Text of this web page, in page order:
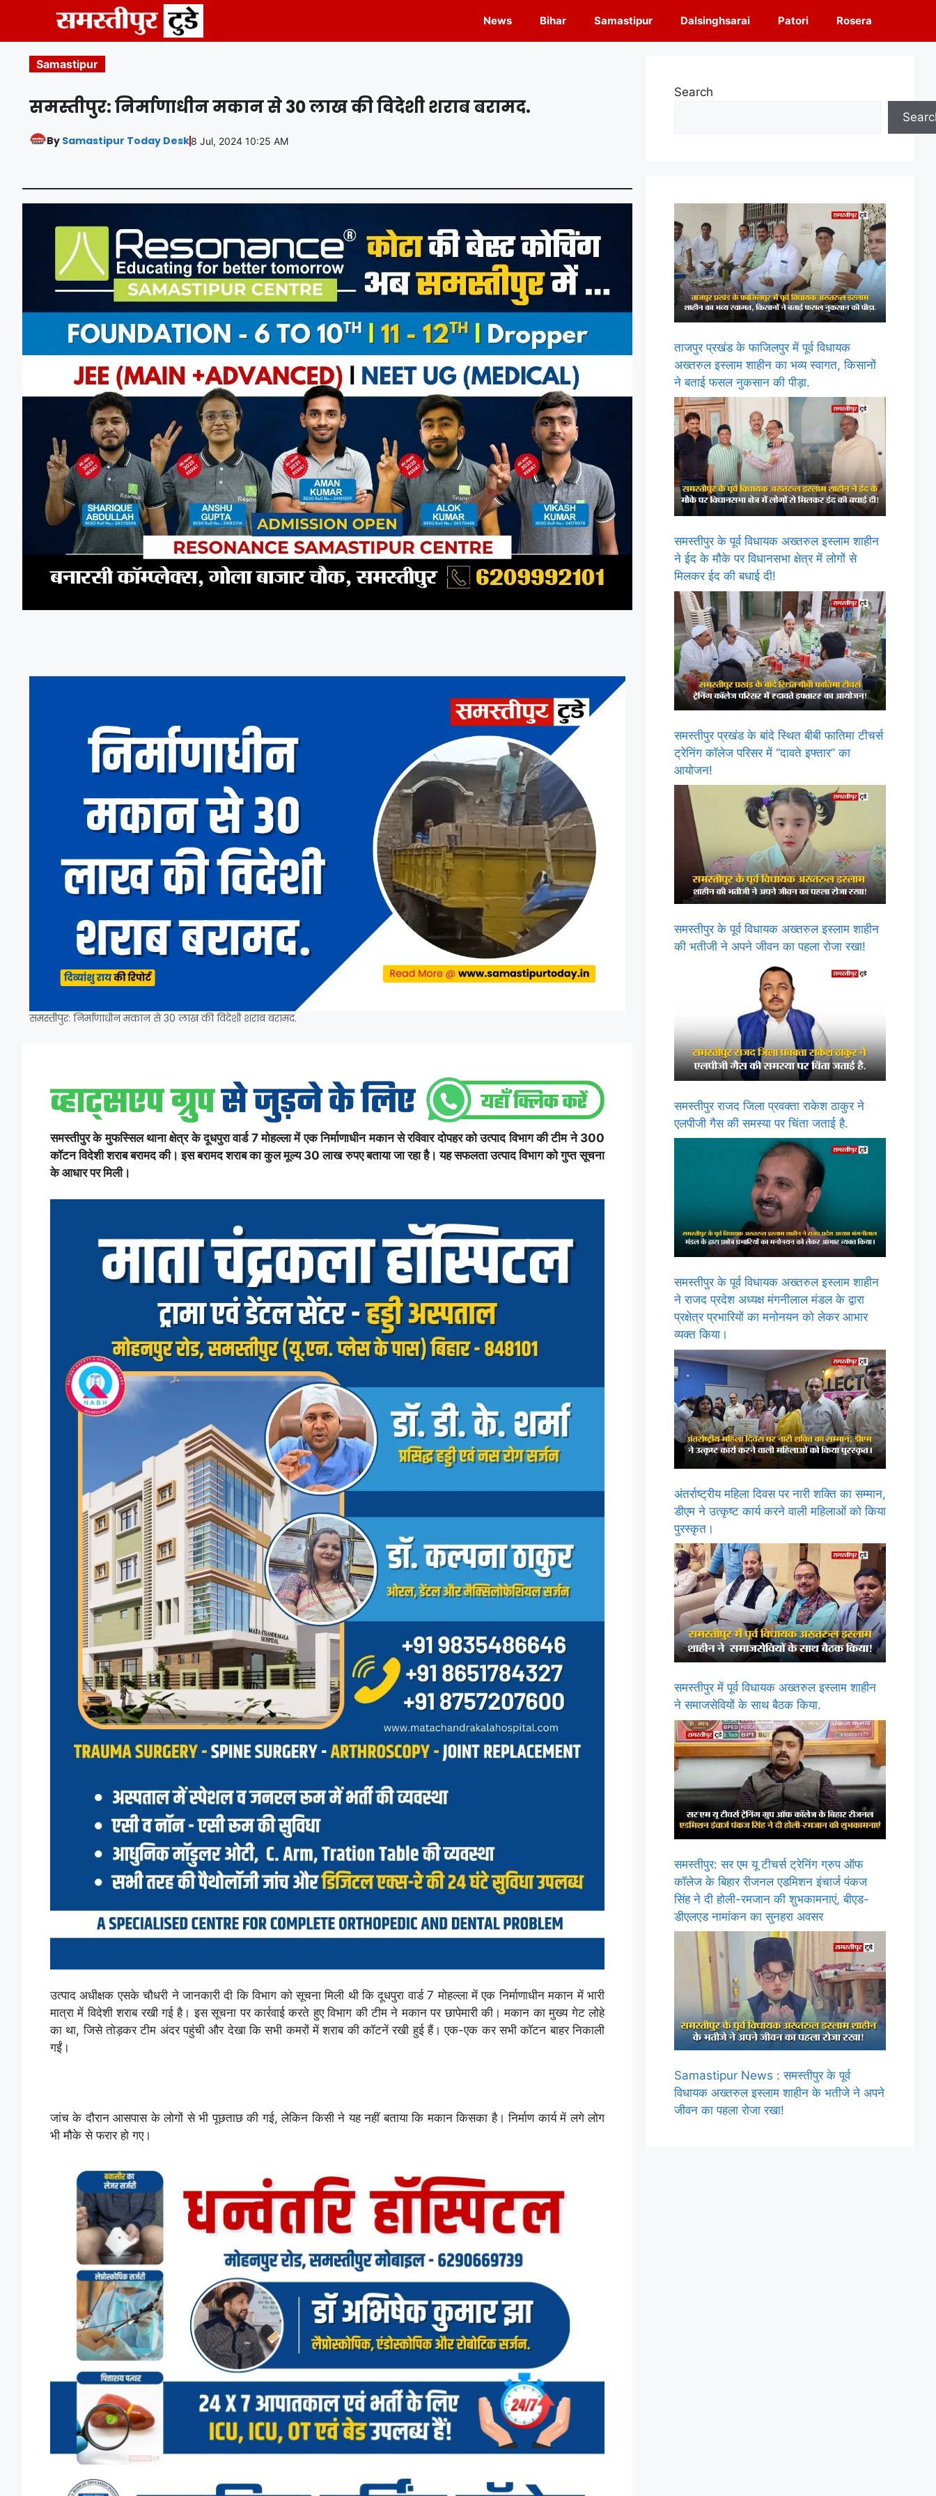
content
News Bihar Samastipur Dalsinghsarai Patori Rosera
Samastipur
समस्तीपुर: निर्माणाधीन मकान से 30 लाख की विदेशी शराब बरामद.
By Samastipur Today Desk8 Jul, 2024 10:25 AM
समस्तीपुर: निर्माणाधीन मकान से 30 लाख की विदेशी शराब बरामद.
समस्तीपुर के मुफस्सिल थाना क्षेत्र के दूधपुरा वार्ड 7 मोहल्ला में एक निर्माणाधीन मकान से रविवार दोपहर को उत्पाद विभाग की टीम ने 300
कॉटन विदेशी शराब बरामद की। इस बरामद शराब का कुल मूल्य 30 लाख रुपए बताया जा रहा है। यह सफलता उत्पाद विभाग को गुप्त सूचना
के आधार पर मिली।
उत्पाद अधीक्षक एसके चौधरी ने जानकारी दी कि विभाग को सूचना मिली थी कि दूधपुरा वार्ड 7 मोहल्ला में एक निर्माणाधीन मकान में भारी
मात्रा में विदेशी शराब रखी गई है। इस सूचना पर कार्रवाई करते हुए विभाग की टीम ने मकान पर छापेमारी की। मकान का मुख्य गेट लोहे
का था, जिसे तोड़कर टीम अंदर पहुंची और देखा कि सभी कमरों में शराब की कॉटनें रखी हुई हैं। एक-एक कर सभी कॉटन बाहर निकाली
गईं।
जांच के दौरान आसपास के लोगों से भी पूछताछ की गई, लेकिन किसी ने यह नहीं बताया कि मकान किसका है। निर्माण कार्य में लगे लोग
भी मौके से फरार हो गए।
Search
ताजपुर प्रखंड के फाजिलपुर में पूर्व विधायक
अख्तरुल इस्लाम शाहीन का भव्य स्वागत, किसानों
ने बताई फसल नुकसान की पीड़ा.
समस्तीपुर के पूर्व विधायक अख्तरुल इस्लाम शाहीन
ने ईद के मौके पर विधानसभा क्षेत्र में लोगों से
मिलकर ईद की बधाई दी!
समस्तीपुर प्रखंड के बांदे स्थित बीबी फातिमा टीचर्स
ट्रेनिंग कॉलेज परिसर में “दावते इफ्तार” का
आयोजन!
समस्तीपुर के पूर्व विधायक अख्तरुल इस्लाम शाहीन
की भतीजी ने अपने जीवन का पहला रोजा रखा!
समस्तीपुर राजद जिला प्रवक्ता राकेश ठाकुर ने
एलपीजी गैस की समस्या पर चिंता जताई है.
समस्तीपुर के पूर्व विधायक अख्तरुल इस्लाम शाहीन
ने राजद प्रदेश अध्यक्ष मंगनीलाल मंडल के द्वारा
प्रक्षेत्र प्रभारियों का मनोनयन को लेकर आभार
व्यक्त किया।
अंतर्राष्ट्रीय महिला दिवस पर नारी शक्ति का सम्मान,
डीएम ने उत्कृष्ट कार्य करने वाली महिलाओं को किया
पुरस्कृत।
समस्तीपुर में पूर्व विधायक अख्तरुल इस्लाम शाहीन
ने समाजसेवियों के साथ बैठक किया.
समस्तीपुर: सर एम यू टीचर्स ट्रेनिंग ग्रुप ऑफ
कॉलेज के बिहार रीजनल एडमिशन इंचार्ज पंकज
सिंह ने दी होली-रमजान की शुभकामनाएं, बीएड-
डीएलएड नामांकन का सुनहरा अवसर
Samastipur News : समस्तीपुर के पूर्व
विधायक अख्तरुल इस्लाम शाहीन के भतीजे ने अपने
जीवन का पहला रोजा रखा!